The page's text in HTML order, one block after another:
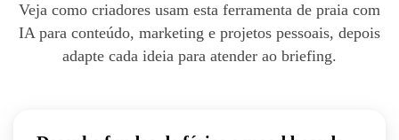
Veja como criadores usam esta ferramenta de praia com
IA para conteúdo, marketing e projetos pessoais, depois
adapte cada ideia para atender ao briefing.